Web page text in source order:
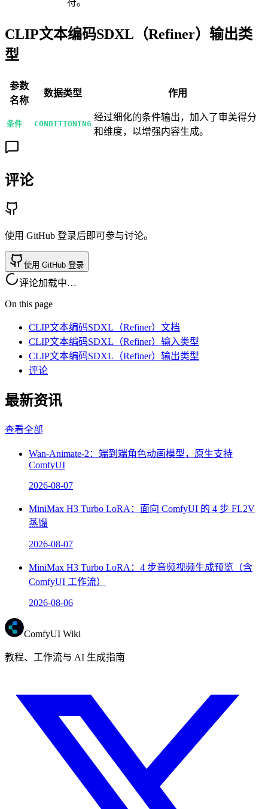
符。
CLIP文本编码SDXL（Refiner）输出类
型
参数
名称
数据类型 作用
条件 CONDITIONING
经过细化的条件输出，加入了审美得分
和维度，以增强内容生成。
评论
使用 GitHub 登录后即可参与讨论。
使用 GitHub 登录
评论加载中…
On this page
CLIP文本编码SDXL（Refiner）文档
CLIP文本编码SDXL（Refiner）输入类型
CLIP文本编码SDXL（Refiner）输出类型
评论
最新资讯
查看全部
Wan-Animate-2：端到端角色动画模型，原生支持
ComfyUI
2026-08-07
MiniMax H3 Turbo LoRA：面向 ComfyUI 的 4 步 FL2V
蒸馏
2026-08-07
MiniMax H3 Turbo LoRA：4 步音频视频生成预览（含
ComfyUI 工作流）
2026-08-06
ComfyUI Wiki
教程、工作流与 AI 生成指南